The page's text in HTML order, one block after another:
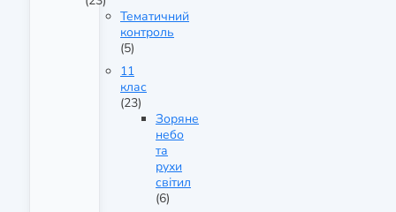
Тематичний
контроль
(5)
11
клас
(23)
Зоряне
небо
та
рухи
світил
(6)